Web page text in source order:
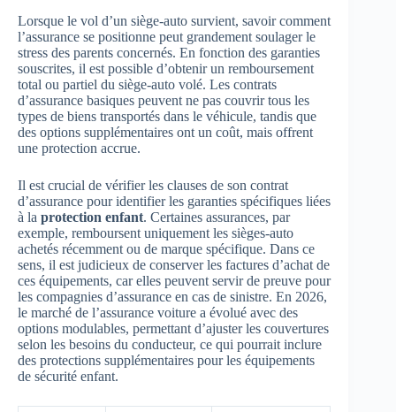
Lorsque le vol d’un siège-auto survient, savoir comment
l’assurance se positionne peut grandement soulager le
stress des parents concernés. En fonction des garanties
souscrites, il est possible d’obtenir un remboursement
total ou partiel du siège-auto volé. Les contrats
d’assurance basiques peuvent ne pas couvrir tous les
types de biens transportés dans le véhicule, tandis que
des options supplémentaires ont un coût, mais offrent
une protection accrue.
Il est crucial de vérifier les clauses de son contrat
d’assurance pour identifier les garanties spécifiques liées
à la protection enfant. Certaines assurances, par
exemple, remboursent uniquement les sièges-auto
achetés récemment ou de marque spécifique. Dans ce
sens, il est judicieux de conserver les factures d’achat de
ces équipements, car elles peuvent servir de preuve pour
les compagnies d’assurance en cas de sinistre. En 2026,
le marché de l’assurance voiture a évolué avec des
options modulables, permettant d’ajuster les couvertures
selon les besoins du conducteur, ce qui pourrait inclure
des protections supplémentaires pour les équipements
de sécurité enfant.